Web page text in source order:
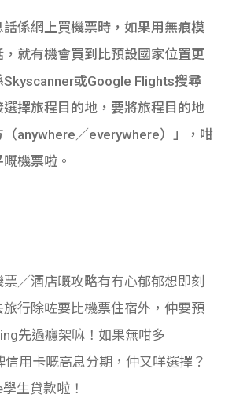
係網上買機票時，如果用無痕模
就有機會買到比預設國家位置更
或Google Flights搜尋
擇旅程目的地，要將旅程目的地
（anywhere／everywhere）」，咁
機票啦。
／酒店嘅攻略有冇心郁郁想即刻
行除咗要比機票住宿外，仲要預
先過癮架嘛！如果無咁多
信用卡嘅高息分期，仲又咩選擇？
生貸款啦！